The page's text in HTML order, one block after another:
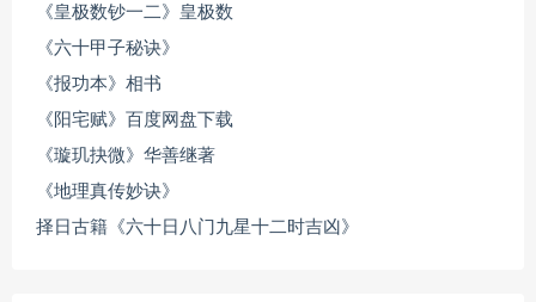
《皇极数钞一二》皇极数
《六十甲子秘诀》
《报功本》相书
《阳宅赋》百度网盘下载
《璇玑抉微》华善继著
《地理真传妙诀》
择日古籍《六十日八门九星十二时吉凶》